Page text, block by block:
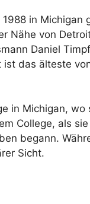
in
Nähe von
Daniel
das älteste
in Michigan,
College, als
begann.
Sicht.